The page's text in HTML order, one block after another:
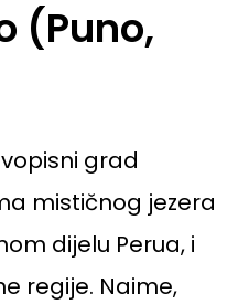
(Puno,
grad
mističnog jezera
dijelu Perua, i
regije. Naime,